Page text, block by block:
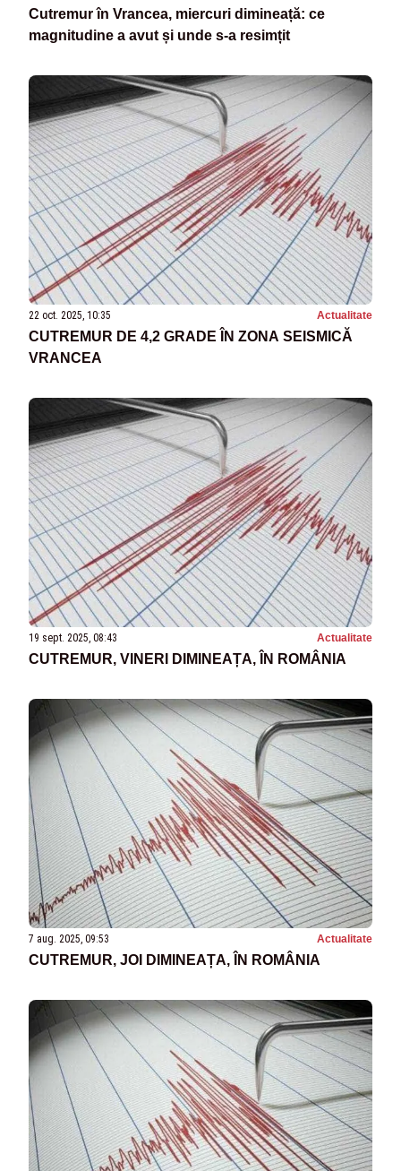
Cutremur în Vrancea, miercuri dimineață: ce
magnitudine a avut și unde s-a resimțit
22 oct. 2025, 10:35 Actualitate
CUTREMUR DE 4,2 GRADE ÎN ZONA SEISMICĂ
VRANCEA
19 sept. 2025, 08:43 Actualitate
CUTREMUR, VINERI DIMINEAȚA, ÎN ROMÂNIA
7 aug. 2025, 09:53 Actualitate
CUTREMUR, JOI DIMINEAȚA, ÎN ROMÂNIA